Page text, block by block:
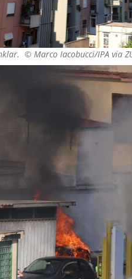
© Marco Iacobucci/IPA via